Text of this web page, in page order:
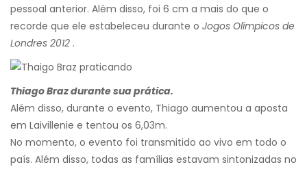
pessoal anterior. Além disso, foi 6 cm a mais do que o
recorde que ele estabeleceu durante o Jogos Olímpicos de
Londres 2012 .
Thiago Braz durante sua prática.
Além disso, durante o evento, Thiago aumentou a aposta
em Laivillenie e tentou os 6,03m.
No momento, o evento foi transmitido ao vivo em todo o
país. Além disso, todas as famílias estavam sintonizadas no